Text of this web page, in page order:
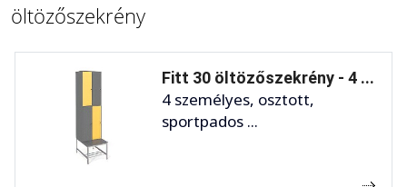
öltözőszekrény
Fitt 30 öltözőszekrény - 4 ...
4 személyes, osztott,
sportpados ...